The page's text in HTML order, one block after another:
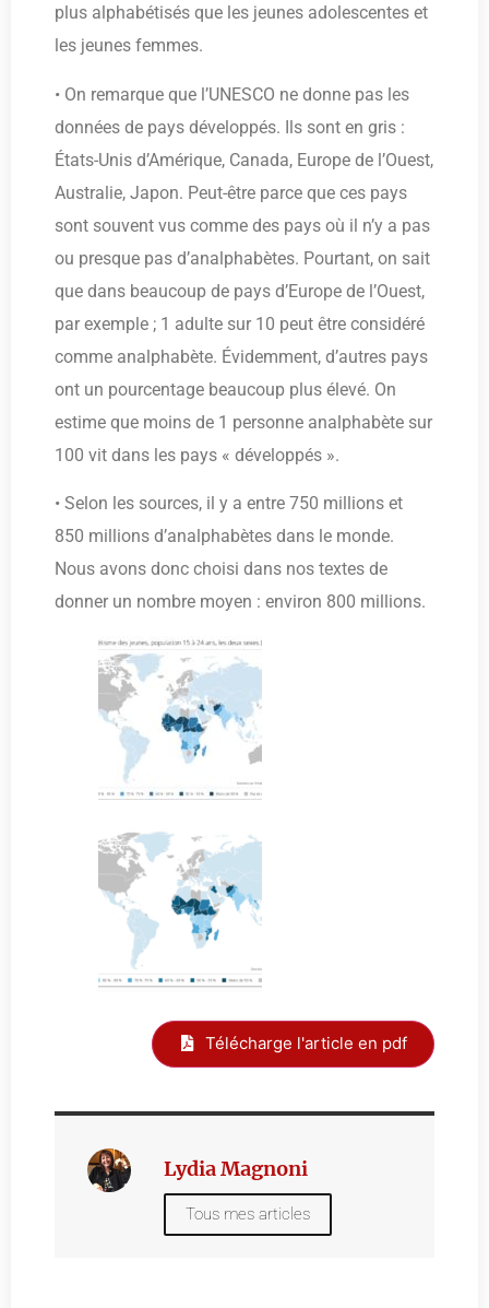
plus alphabétisés que les jeunes adolescentes et
les jeunes femmes.
• On remarque que l’UNESCO ne donne pas les
données de pays développés. Ils sont en gris :
États-Unis d’Amérique, Canada, Europe de l’Ouest,
Australie, Japon. Peut-être parce que ces pays
sont souvent vus comme des pays où il n’y a pas
ou presque pas d’analphabètes. Pourtant, on sait
que dans beaucoup de pays d’Europe de l’Ouest,
par exemple ; 1 adulte sur 10 peut être considéré
comme analphabète. Évidemment, d’autres pays
ont un pourcentage beaucoup plus élevé. On
estime que moins de 1 personne analphabète sur
100 vit dans les pays « développés ».
• Selon les sources, il y a entre 750 millions et
850 millions d’analphabètes dans le monde.
Nous avons donc choisi dans nos textes de
donner un nombre moyen : environ 800 millions.
Télécharge l'article en pdf
Lydia Magnoni
Tous mes articles